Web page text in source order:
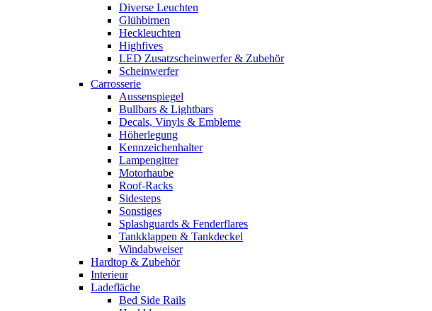
Diverse Leuchten
Glühbirnen
Heckleuchten
Highfives
LED Zusatzscheinwerfer & Zubehör
Scheinwerfer
Carrosserie
Aussenspiegel
Bullbars & Lightbars
Decals, Vinyls & Embleme
Höherlegung
Kennzeichenhalter
Lampengitter
Motorhaube
Roof-Racks
Sidesteps
Sonstiges
Splashguards & Fenderflares
Tankklappen & Tankdeckel
Windabweiser
Hardtop & Zubehör
Interieur
Ladefläche
Bed Side Rails